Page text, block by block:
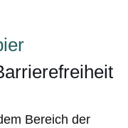
Bereich der